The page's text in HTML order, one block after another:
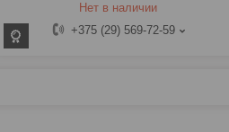
Нет в наличии
+375 (29) 569-72-59